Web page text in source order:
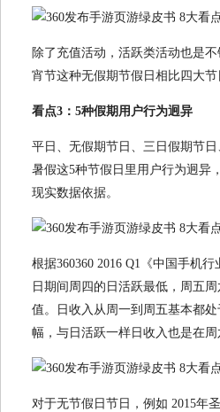
除了充值活动，活跃类活动也是
宵节这种无假期节假日相比四大节
看点3：5种假期用户行为迥异
平日、无假期节日、三日假期节
暑假这5种节假日里用户行为迥异
现实数据依据。
根据360360 2016 Q1《中国手机
日期间周四的日活跃最低，周五
值。日收入从周一到周五基本都
幅，与日活跃一样日收入也是在周
对于无节假日节日，例如 2015年